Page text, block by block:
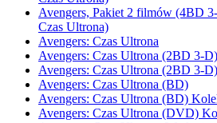
Avengers, Pakiet 2 filmów (4BD
Czas Ultrona)
Avengers: Czas Ultrona
Avengers: Czas Ultrona (2BD 3-D)
Avengers: Czas Ultrona (2BD 3-
Avengers: Czas Ultrona (BD)
Avengers: Czas Ultrona (BD)
Avengers: Czas Ultrona (DVD)